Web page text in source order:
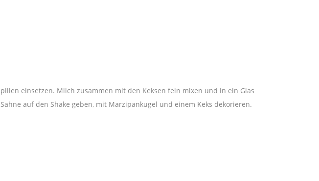
einsetzen. Milch zusammen mit den Keksen fein mixen und in ein Glas
auf den Shake geben, mit Marzipankugel und einem Keks dekorieren.